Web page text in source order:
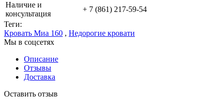
Наличие и
консультация
+ 7 (861) 217-59-54
Теги:
Кровать Миа 160 , Недорогие кровати
Мы в соцсетях
Описание
Отзывы
Доставка
Оставить отзыв